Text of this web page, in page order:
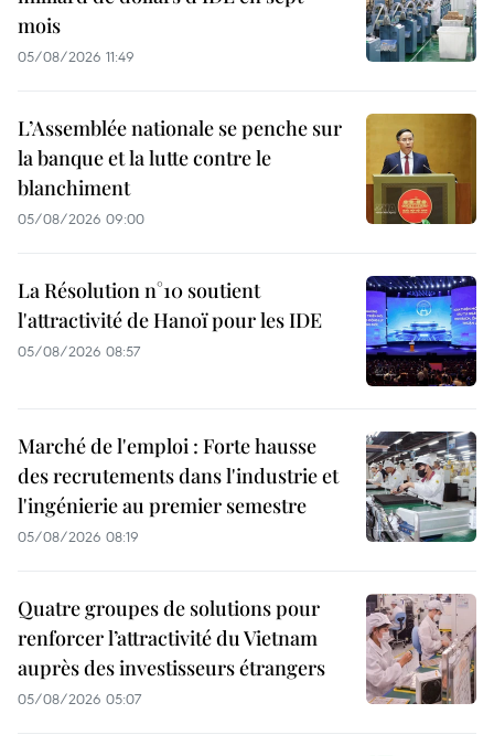
mois
05/08/2026 11:49
L’Assemblée nationale se penche sur
la banque et la lutte contre le
blanchiment
05/08/2026 09:00
La Résolution n°10 soutient
l'attractivité de Hanoï pour les IDE
05/08/2026 08:57
Marché de l'emploi : Forte hausse
des recrutements dans l'industrie et
l'ingénierie au premier semestre
05/08/2026 08:19
Quatre groupes de solutions pour
renforcer l’attractivité du Vietnam
auprès des investisseurs étrangers
05/08/2026 05:07